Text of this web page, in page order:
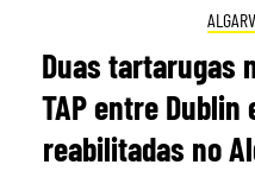
Duas tartarugas
TAP entre
reabilitadas no